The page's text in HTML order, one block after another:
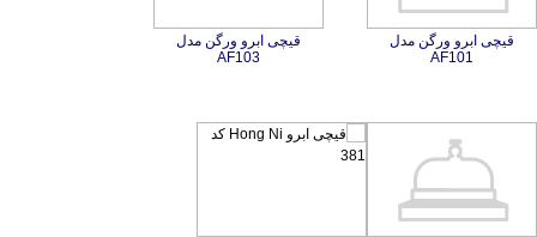
قیچی ابرو ورگن مدل
AF101
قیچی ابرو ورگن مدل
AF103